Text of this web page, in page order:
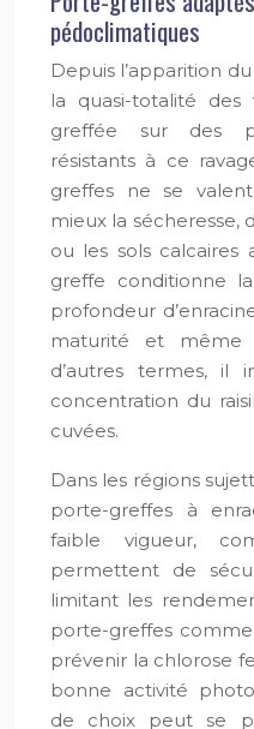
pédoclimatiques
Depuis l’apparition
la quasi-totalité des
greffée sur des
résistants à ce
greffes ne se
mieux la sécheresse,
ou les sols calcaires
greffe conditionne
profondeur
maturité et même
d’autres termes, il
concentration du
cuvées.
Dans les régions
porte-greffes à
faible vigueur,
permettent de
limitant les
porte-greffes comme
prévenir la chlorose
bonne activité
de choix peut se